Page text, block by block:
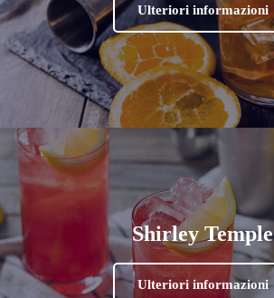
Ulteriori informazioni
Shirley Temple
Ulteriori informazioni